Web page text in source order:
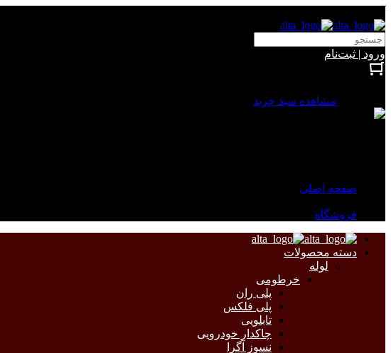
ورود | ثبت‌نام
مشاهده سبد خرید
صفحه اصلی
فروشگاه
دسته محصولات
لوله
خرطومی
پلی ران
پلی فلکس
تابلویی
چاکدار خودرویی
نسوز آگرا